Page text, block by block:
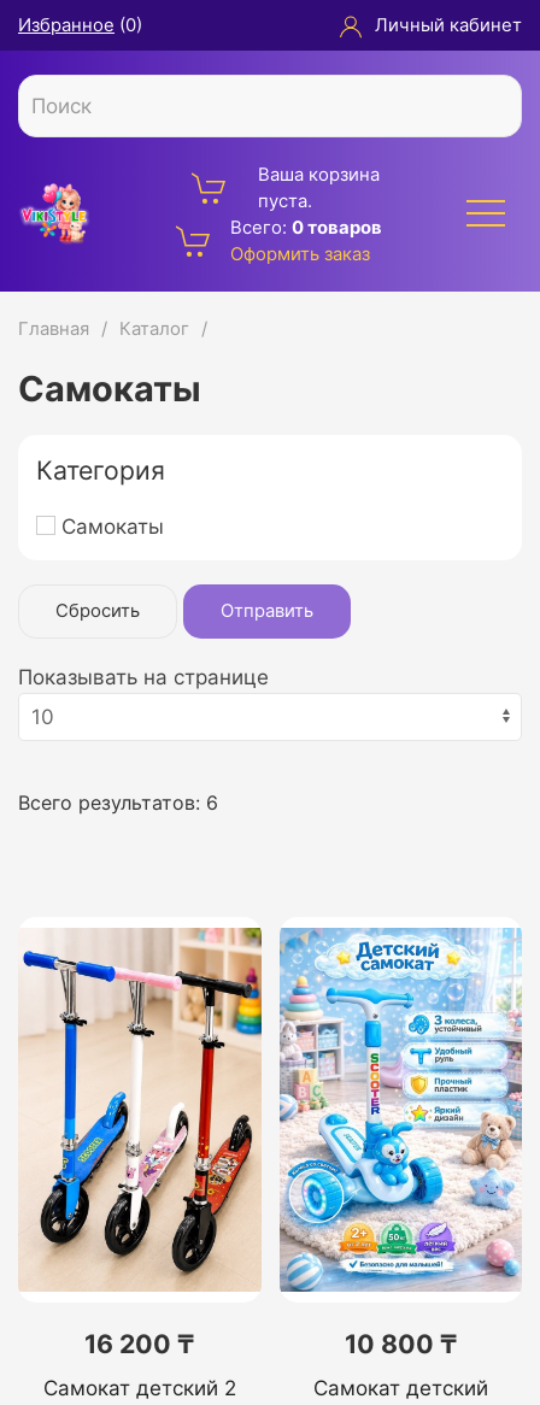
Избранное (0) Личный кабинет
Ваша корзина
пуста.
Всего: 0 товаров
Оформить заказ
Главная Каталог
Самокаты
Категория
Самокаты
Сбросить Отправить
Показывать на странице
Всего результатов: 6
16 200 ₸
Самокат детский 2
10 800 ₸
Самокат детский